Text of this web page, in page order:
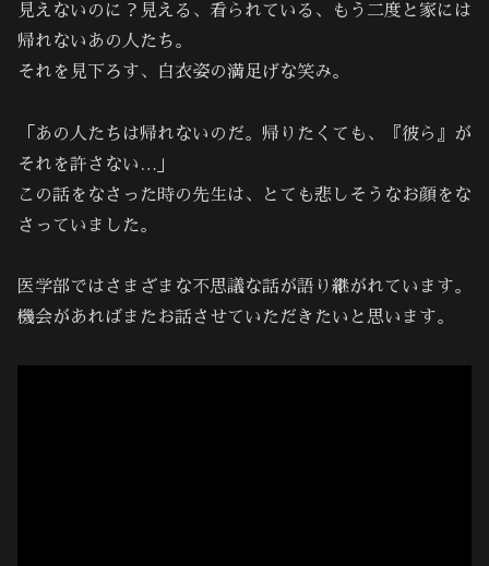
見えないのに？見える、看られている、もう二度と家には
帰れないあの人たち。
それを見下ろす、白衣姿の満足げな笑み。
「あの人たちは帰れないのだ。帰りたくても、『彼ら』が
それを許さない…」
この話をなさった時の先生は、とても悲しそうなお顔をな
さっていました。
医学部ではさまざまな不思議な話が語り継がれています。
機会があればまたお話させていただきたいと思います。